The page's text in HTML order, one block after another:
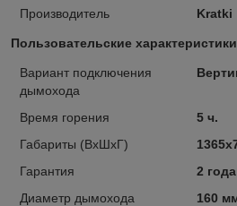
Производитель Kratki
Пользовательские характеристики
Вариант подключения
дымохода
Время горения
5 ч.
Габариты (ВхШхГ)
Гарантия
2 года
Диаметр дымохода
160